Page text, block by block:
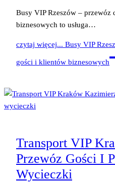
Busy VIP Rzeszów –
biznesowych to usługa…
czytaj więcej... Busy VIP
gości i klientów biznesowych
Transport VIP
Przewóz Gości I
Wycieczki